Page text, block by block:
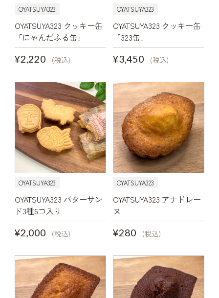
OYATSUYA323
OYATSUYA323 クッキー缶
「にゃんだふる缶」
¥2,220
(税込)
OYATSUYA323
OYATSUYA323 クッキー缶
「323缶」
¥3,450
(税込)
OYATSUYA323
OYATSUYA323 バターサン
ド3種6コ入り
¥2,000
(税込)
OYATSUYA323
OYATSUYA323 アナドレー
ヌ
¥280
(税込)